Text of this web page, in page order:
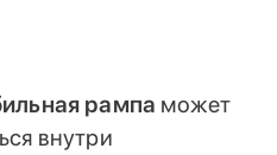
рампа может
внутри